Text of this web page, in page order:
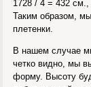
1728 / 4 = 432
Таким образом,
плетенки.
В нашем случае
четко видно, мы
форму. Высоту